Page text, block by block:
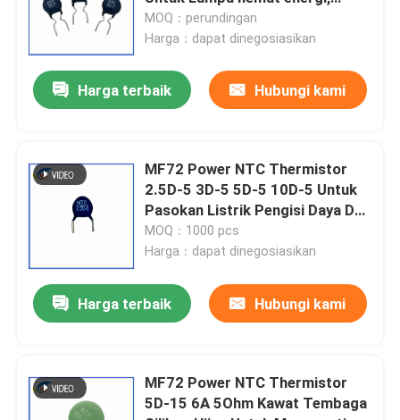
kembali!
Kirimkan
Balast Dan Sirkuit Pasokan
Listrik
MOQ：perundingan
Harga：dapat dinegosiasikan
Harga terbaik Hubungi kami
MF72 Power NTC Thermistor
2.5D-5 3D-5 5D-5 10D-5 Untuk
Pasokan Listrik Pengisi Daya Dan
Pasokan Listrik Adaptor
MOQ：1000 pcs
Harga：dapat dinegosiasikan
Harga terbaik Hubungi kami
MF72 Power NTC Thermistor
5D-15 6A 5Ohm Kawat Tembaga